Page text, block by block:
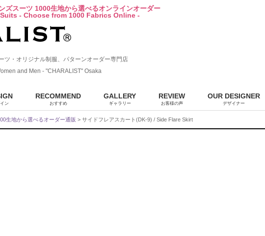
ズスーツ 1000生地から選べるオンラインオーダー
- Choose from 1000 Fabrics Online -
ツ・オリジナル制服、パターンオーダー専門店
and Men - "CHARALIST" Osaka
ン
RECOMMEND
おすすめ
GALLERY
ギャラリー
REVIEW
お客様の声
OUR DESIGNER
デザイナー
生地から選べるオーダー通販 > サイドフレアスカート(DK-9) / Side Flare Skirt